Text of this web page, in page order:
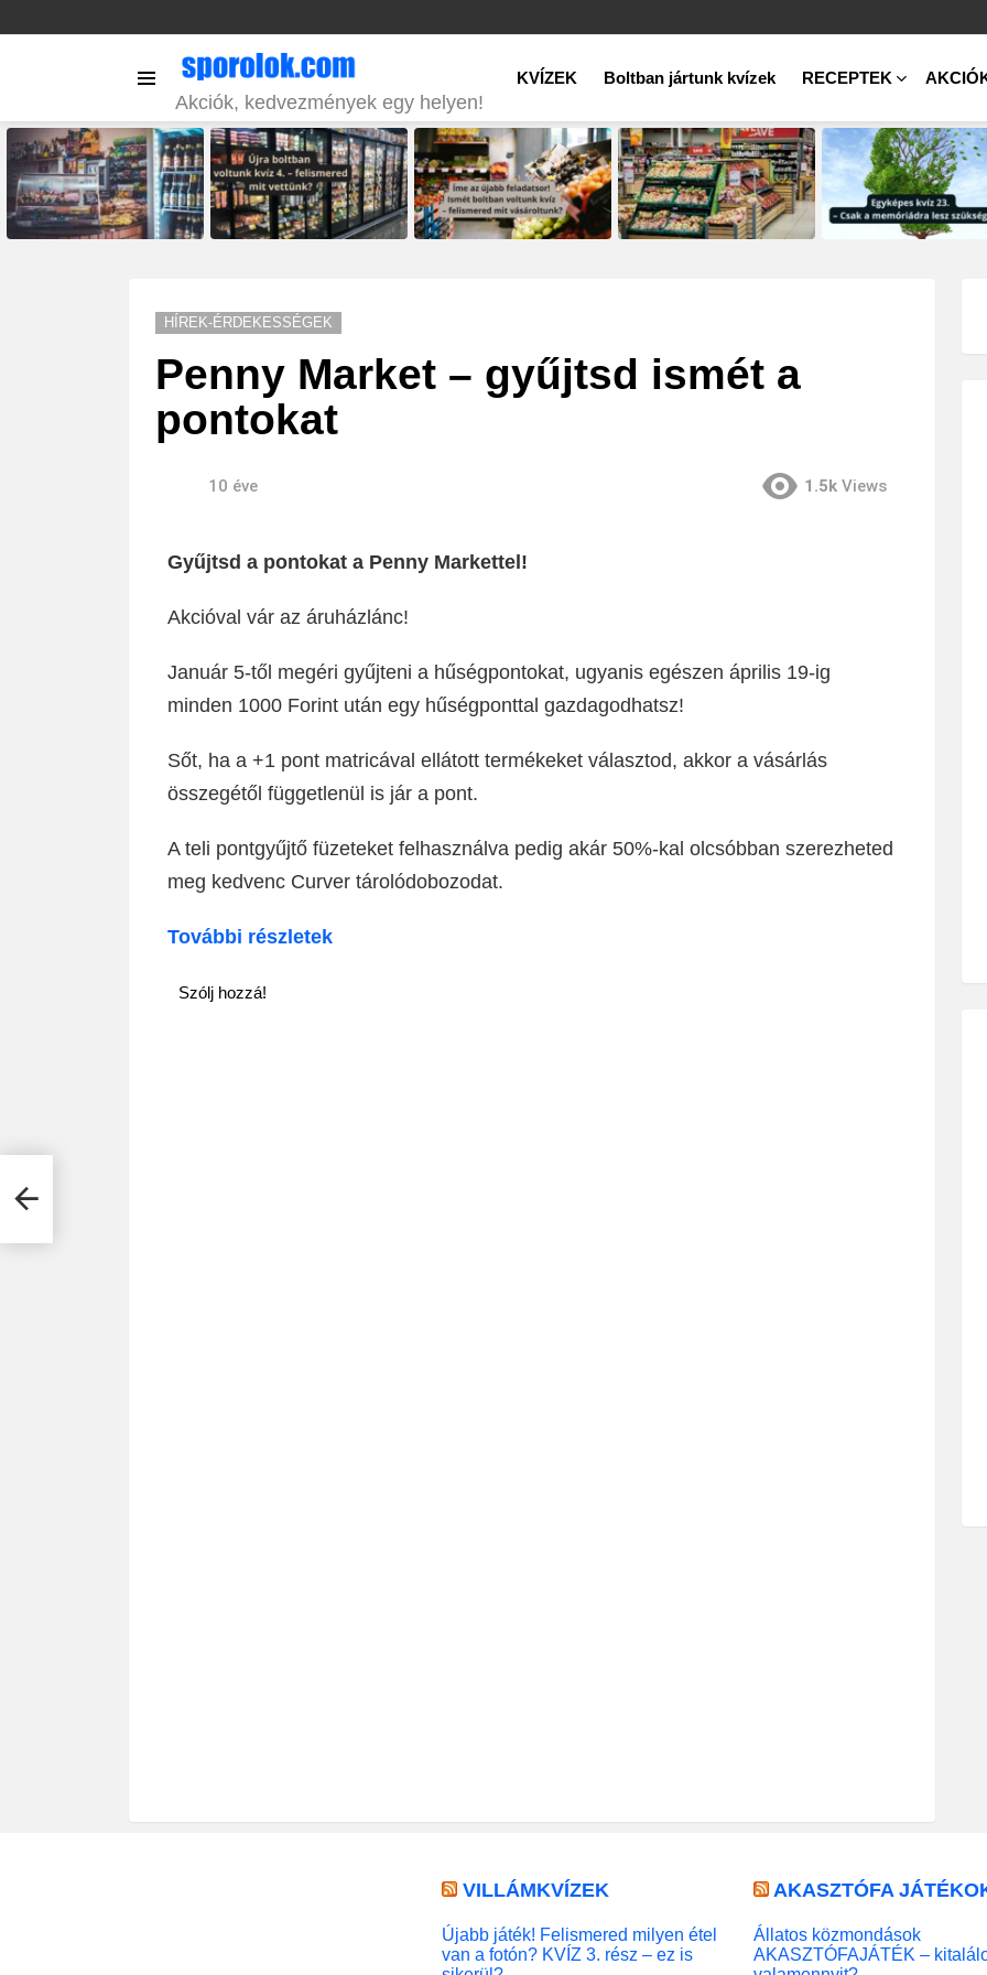
Akciók, kedvezmények egy helyen!
KVÍZEK Boltban jártunk kvízek RECEPTEK
STORIES
HÍREK-ÉRDEKESSÉGEK
Penny Market – gyűjtsd ismét a
pontokat
10 éve 1.5k Views
Gyűjtsd a pontokat a Penny Markettel!
Akcióval vár az áruházlánc!
Január 5-től megéri gyűjteni a hűségpontokat, ugyanis egészen április 19-ig
minden 1000 Forint után egy hűségponttal gazdagodhatsz!
Sőt, ha a +1 pont matricával ellátott termékeket választod, akkor a vásárlás
összegétől függetlenül is jár a pont.
A teli pontgyűjtő füzeteket felhasználva pedig akár 50%-kal olcsóbban szerezheted
meg kedvenc Curver tárolódobozodat.
További részletek
Szólj hozzá!
VILLÁMKVÍZEK
Újabb játék! Felismered milyen étel
van a fotón? KVÍZ 3. rész – ez is
AKASZTÓFA
Állatos közmondások
AKASZTÓFAJÁTÉK –